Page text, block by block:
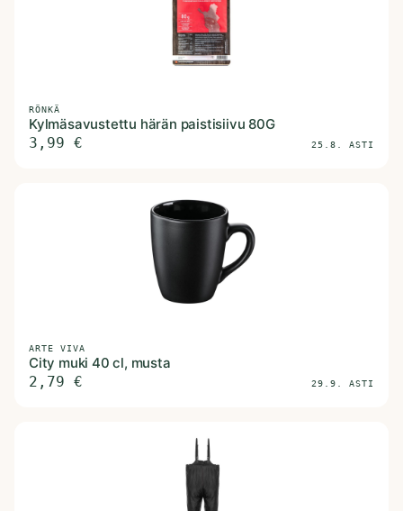
RÖNKÄ
Kylmäsavustettu härän paistisiivu 80G
3,99 € 25.8. ASTI
ARTE VIVA
City muki 40 cl, musta
2,79 € 29.9. ASTI